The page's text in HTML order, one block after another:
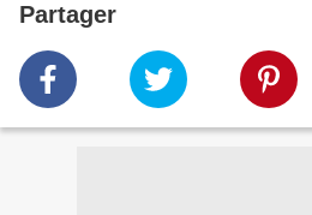
Partager